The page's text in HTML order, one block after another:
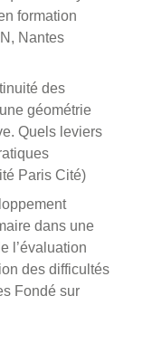
formation
Nantes
des
géométrie
Quels leviers
Paris Cité)
dans une
l’évaluation
des difficultés
Fondé sur